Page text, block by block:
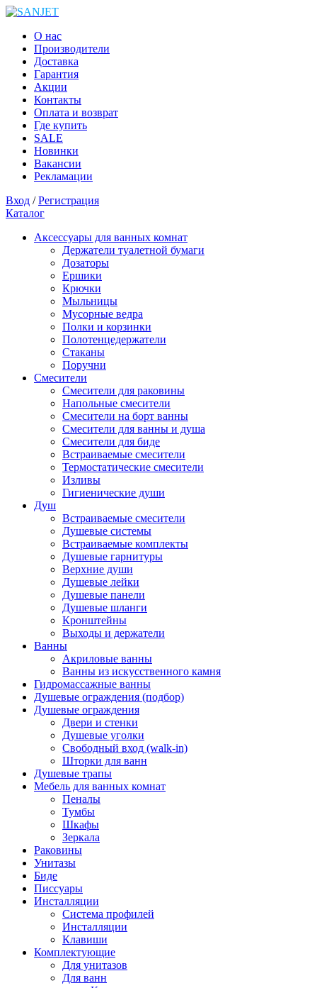
О нас
Производители
Доставка
Гарантия
Акции
Контакты
Оплата и возврат
Где купить
SALE
Новинки
Вакансии
Рекламации
Вход /Регистрация
Каталог
Аксессуары для ванных комнат
Держатели туалетной бумаги
Дозаторы
Ершики
Крючки
Мыльницы
Мусорные ведра
Полки и корзинки
Полотенцедержатели
Стаканы
Поручни
Смесители
Смесители для раковины
Напольные смесители
Смесители на борт ванны
Смесители для ванны и душа
Смесители для биде
Встраиваемые смесители
Термостатические смесители
Изливы
Гигиенические души
Душ
Встраиваемые смесители
Душевые системы
Встраиваемые комплекты
Душевые гарнитуры
Верхние души
Душевые лейки
Душевые панели
Душевые шланги
Кронштейны
Выходы и держатели
Ванны
Акриловые ванны
Ванны из искусственного камня
Гидромассажные ванны
Душевые ограждения (подбор)
Душевые ограждения
Двери и стенки
Душевые уголки
Свободный вход (walk-in)
Шторки для ванн
Душевые трапы
Мебель для ванных комнат
Пеналы
Тумбы
Шкафы
Зеркала
Раковины
Унитазы
Биде
Писсуары
Инсталляции
Система профилей
Инсталляции
Клавиши
Комплектующие
Для унитазов
Для ванн